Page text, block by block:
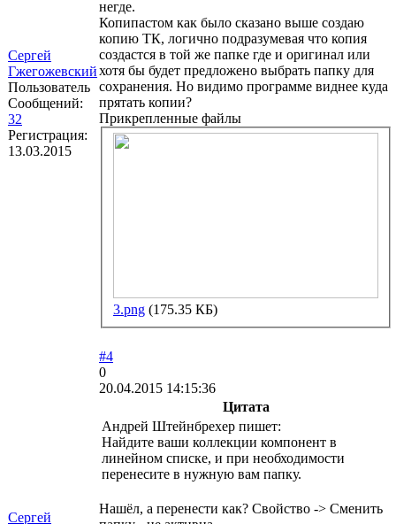
Сергей
Гжегожевский
Пользователь
Сообщений:
32
Регистрация:
13.03.2015
негде.
Копипастом как было сказано выше создаю
копию ТК, логично подразумевая что копия
создастся в той же папке где и оригинал или
хотя бы будет предложено выбрать папку для
сохранения. Но видимо программе виднее куда
прятать копии?
Прикрепленные файлы
3.png (175.35 КБ)
Сергей
#4
0
20.04.2015 14:15:36
Цитата
Андрей Штейнбрехер пишет:
Найдите ваши коллекции компонент в
линейном списке, и при необходимости
перенесите в нужную вам папку.
Нашёл, а перенести как? Свойство -> Сменить